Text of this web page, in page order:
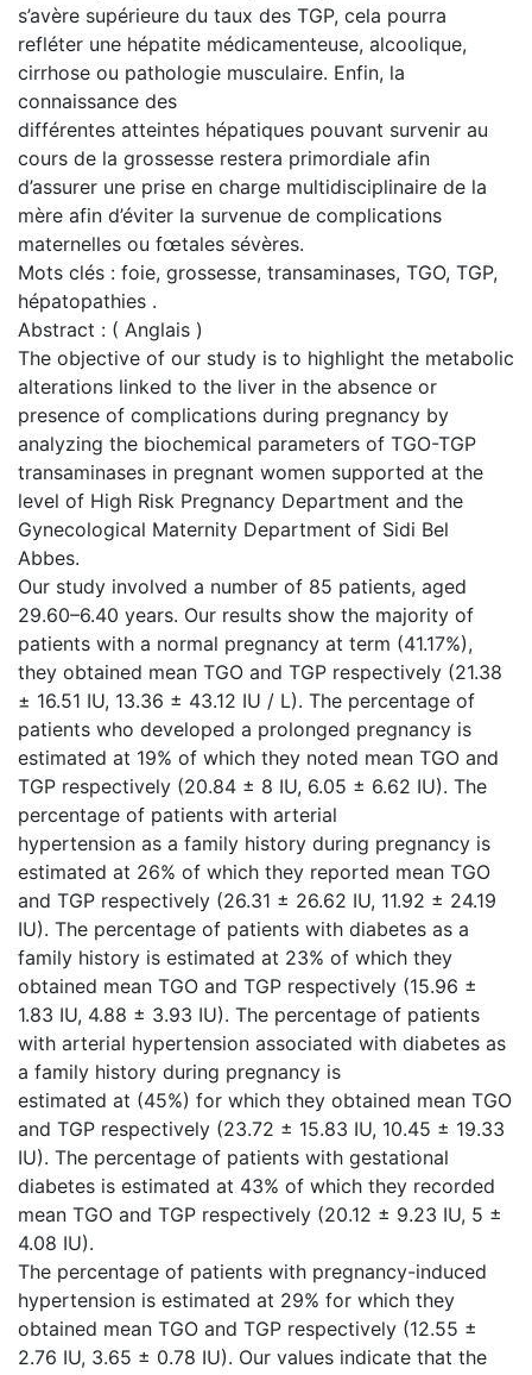
s’avère supérieure du taux des TGP, cela pourra
refléter une hépatite médicamenteuse, alcoolique,
cirrhose ou pathologie musculaire. Enfin, la
connaissance des
différentes atteintes hépatiques pouvant survenir au
cours de la grossesse restera primordiale afin
d’assurer une prise en charge multidisciplinaire de la
mère afin d’éviter la survenue de complications
maternelles ou fœtales sévères.
Mots clés : foie, grossesse, transaminases, TGO, TGP,
hépatopathies .
Abstract : ( Anglais )
The objective of our study is to highlight the metabolic
alterations linked to the liver in the absence or
presence of complications during pregnancy by
analyzing the biochemical parameters of TGO-TGP
transaminases in pregnant women supported at the
level of High Risk Pregnancy Department and the
Gynecological Maternity Department of Sidi Bel
Abbes.
Our study involved a number of 85 patients, aged
29.60–6.40 years. Our results show the majority of
patients with a normal pregnancy at term (41.17%),
they obtained mean TGO and TGP respectively (21.38
± 16.51 IU, 13.36 ± 43.12 IU / L). The percentage of
patients who developed a prolonged pregnancy is
estimated at 19% of which they noted mean TGO and
TGP respectively (20.84 ± 8 IU, 6.05 ± 6.62 IU). The
percentage of patients with arterial
hypertension as a family history during pregnancy is
estimated at 26% of which they reported mean TGO
and TGP respectively (26.31 ± 26.62 IU, 11.92 ± 24.19
IU). The percentage of patients with diabetes as a
family history is estimated at 23% of which they
obtained mean TGO and TGP respectively (15.96 ±
1.83 IU, 4.88 ± 3.93 IU). The percentage of patients
with arterial hypertension associated with diabetes as
a family history during pregnancy is
estimated at (45%) for which they obtained mean TGO
and TGP respectively (23.72 ± 15.83 IU, 10.45 ± 19.33
IU). The percentage of patients with gestational
diabetes is estimated at 43% of which they recorded
mean TGO and TGP respectively (20.12 ± 9.23 IU, 5 ±
4.08 IU).
The percentage of patients with pregnancy-induced
hypertension is estimated at 29% for which they
obtained mean TGO and TGP respectively (12.55 ±
2.76 IU, 3.65 ± 0.78 IU). Our values indicate that the